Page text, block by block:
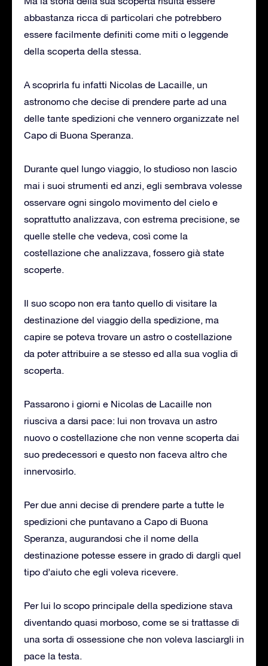
abbastanza ricca di particolari che potrebbero
essere facilmente definiti come miti o leggende
della scoperta della stessa.
A scoprirla fu infatti Nicolas de Lacaille, un
astronomo che decise di prendere parte ad una
delle tante spedizioni che vennero organizzate nel
Capo di Buona Speranza.
Durante quel lungo viaggio, lo studioso non lascio
mai i suoi strumenti ed anzi, egli sembrava volesse
osservare ogni singolo movimento del cielo e
soprattutto analizzava, con estrema precisione, se
quelle stelle che vedeva, così come la
costellazione che analizzava, fossero già state
scoperte.
Il suo scopo non era tanto quello di visitare la
destinazione del viaggio della spedizione, ma
capire se poteva trovare un astro o costellazione
da poter attribuire a se stesso ed alla sua voglia di
scoperta.
Passarono i giorni e Nicolas de Lacaille non
riusciva a darsi pace: lui non trovava un astro
nuovo o costellazione che non venne scoperta dai
suo predecessori e questo non faceva altro che
innervosirlo.
Per due anni decise di prendere parte a tutte le
spedizioni che puntavano a Capo di Buona
Speranza, augurandosi che il nome della
destinazione potesse essere in grado di dargli quel
tipo d’aiuto che egli voleva ricevere.
Per lui lo scopo principale della spedizione stava
diventando quasi morboso, come se si trattasse di
una sorta di ossessione che non voleva lasciargli in
pace la testa.